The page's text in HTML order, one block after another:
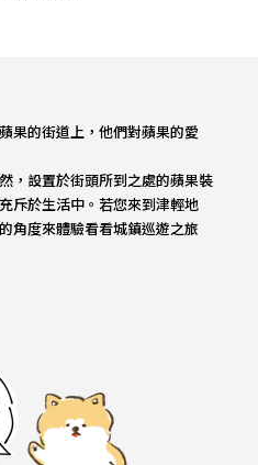
果的街道上，他們對蘋果的愛
，設置於街頭所到之處的蘋果裝
斥於生活中。若您來到津輕地
角度來體驗看看城鎮巡遊之旅